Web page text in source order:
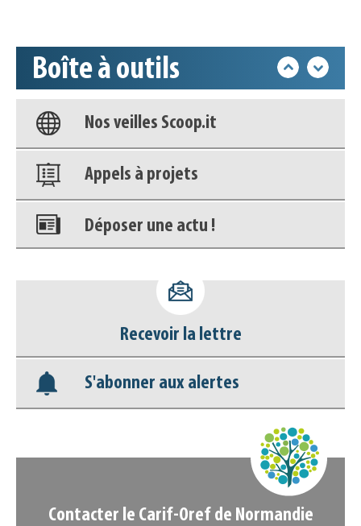
Boîte à outils
Base documentaire
Nos veilles Scoop.it
Appels à projets
Déposer une actu !
déconnecter)
Base documentaire
Nos veilles Scoop.it
Recevoir la lettre
S'abonner aux alertes
Contacter le Carif-Oref de Normandie